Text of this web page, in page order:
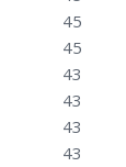
45
45
43
43
43
43